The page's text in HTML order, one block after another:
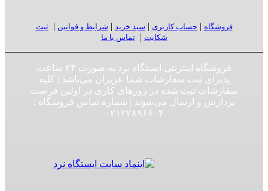
فروشگاه | حساب کاربری | سبد خرید | شرایط و قوانین |ثبت
شکایت |تماس با ما
فروشگاه اینترنتی ایستگاه نرد به صورت ۲۴ ساعت
پذیرای ثبت سفارشات شما عزیزان می‌باشد | کلیه
سفارشات ثبت شده در روزهای کاری در اولین فرصت
پردازش و ارسال می‌شوند | شماره تماس فروشگاه :‌
۰۲۱۲۲۸۹۶۶۰۴